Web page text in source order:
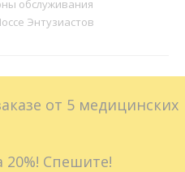
обслуживания
Энтузиастов
от 5 медицинских
20%! Спешите!